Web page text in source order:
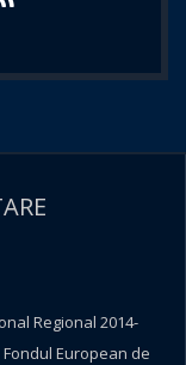
Regional 2014-
European de